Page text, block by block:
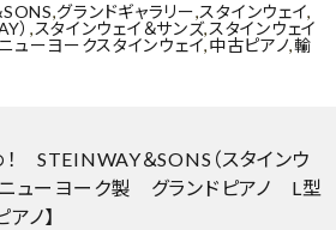
,グランドギャラリー,スタインウェイ,
） ,スタインウェイ＆サンズ,スタインウェイ
ニューヨークスタインウェイ,中古ピアノ,輸
！ STEINWAY＆SONS（スタインウ
ューヨーク製 グランドピアノ L型
ノ】